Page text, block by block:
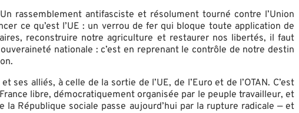
rassemblement antifasciste et résolument tourné contre l’Union
ce qu’est l’UE : un verrou de fer qui bloque toute application de
reconstruire notre agriculture et restaurer nos libertés, il faut
nationale : c’est en reprenant le contrôle de notre destin
alliés, à celle de la sortie de l’UE, de l’Euro et de l’OTAN. C’est
libre, démocratiquement organisée par le peuple travailleur, et
la République sociale passe aujourd’hui par la rupture radicale — et